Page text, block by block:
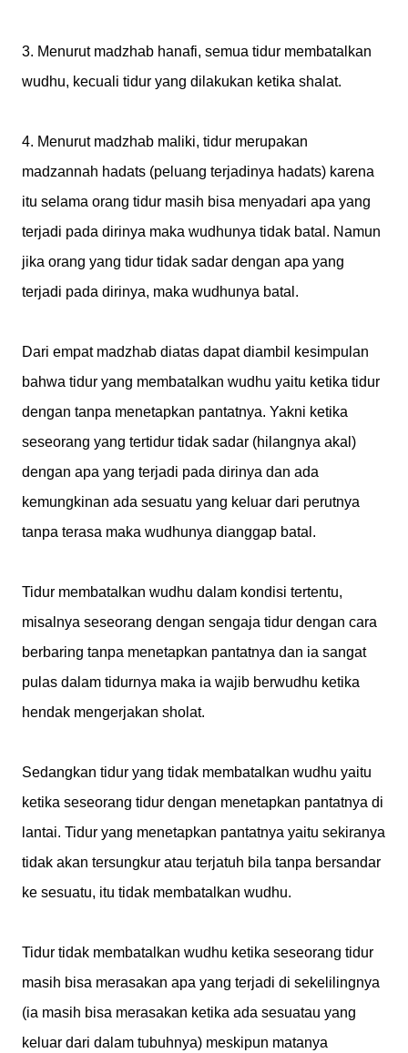
3. Menurut madzhab hanafi, semua tidur membatalkan
wudhu, kecuali tidur yang dilakukan ketika shalat.
4. Menurut madzhab maliki, tidur merupakan
madzannah hadats (peluang terjadinya hadats) karena
itu selama orang tidur masih bisa menyadari apa yang
terjadi pada dirinya maka wudhunya tidak batal. Namun
jika orang yang tidur tidak sadar dengan apa yang
terjadi pada dirinya, maka wudhunya batal.
Dari empat madzhab diatas dapat diambil kesimpulan
bahwa tidur yang membatalkan wudhu yaitu ketika tidur
dengan tanpa menetapkan pantatnya. Yakni ketika
seseorang yang tertidur tidak sadar (hilangnya akal)
dengan apa yang terjadi pada dirinya dan ada
kemungkinan ada sesuatu yang keluar dari perutnya
tanpa terasa maka wudhunya dianggap batal.
Tidur membatalkan wudhu dalam kondisi tertentu,
misalnya seseorang dengan sengaja tidur dengan cara
berbaring tanpa menetapkan pantatnya dan ia sangat
pulas dalam tidurnya maka ia wajib berwudhu ketika
hendak mengerjakan sholat.
Sedangkan tidur yang tidak membatalkan wudhu yaitu
ketika seseorang tidur dengan menetapkan pantatnya di
lantai. Tidur yang menetapkan pantatnya yaitu sekiranya
tidak akan tersungkur atau terjatuh bila tanpa bersandar
ke sesuatu, itu tidak membatalkan wudhu.
Tidur tidak membatalkan wudhu ketika seseorang tidur
masih bisa merasakan apa yang terjadi di sekelilingnya
(ia masih bisa merasakan ketika ada sesuatau yang
keluar dari dalam tubuhnya) meskipun matanya